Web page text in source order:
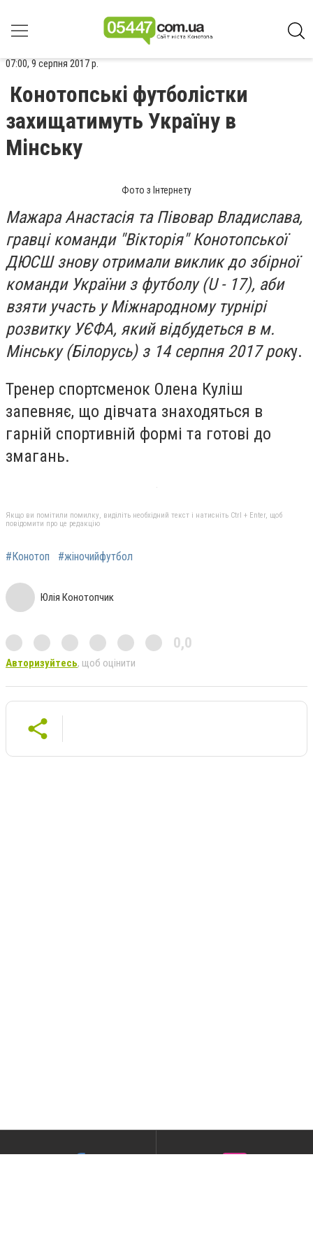
07:00, 9 серпня 2017 р.
Конотопські футболістки
захищатимуть Україну в
Мінську
Фото з Інтернету
Мажара Анастасія та Півовар Владислава,
гравці команди "Вікторія" Конотопської
ДЮСШ знову отримали виклик до збірної
команди України з футболу (U - 17), аби
взяти участь у Міжнародному турнірі
розвитку УЄФА, який відбудеться в м.
Мінську (Білорусь) з 14 серпня 2017 року.
Тренер спортсменок Олена Куліш
запевняє, що дівчата знаходяться в
гарній спортивній формі та готові до
змагань.
Якщо ви помітили помилку, виділіть необхідний текст і натисніть Ctrl + Enter, щоб
повідомити про це редакцію
#Конотоп #жіночийфутбол
Юлія Конотопчик
0,0
Авторизуйтесь, щоб оцінити